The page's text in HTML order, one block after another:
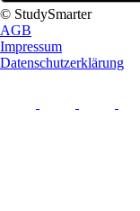
© StudySmarter
AGB
Impressum
Datenschutzerklärung